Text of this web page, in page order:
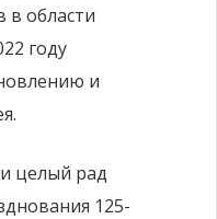
в области
году
и
целый рад
125-